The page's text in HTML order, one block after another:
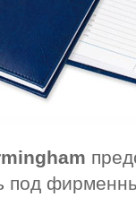
под